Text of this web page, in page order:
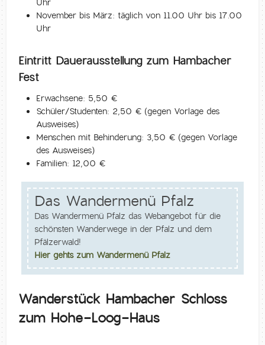
Uhr
November bis März: täglich von 11.00 Uhr bis 17.00
Uhr
Eintritt Dauerausstellung zum Hambacher
Fest
Erwachsene: 5,50 €
Schüler/Studenten: 2,50 € (gegen Vorlage des
Ausweises)
Menschen mit Behinderung: 3,50 € (gegen Vorlage
des Ausweises)
Familien: 12,00 €
Das Wandermenü Pfalz
Das Wandermenü Pfalz das Webangebot für die
schönsten Wanderwege in der Pfalz und dem
Pfälzerwald!
Hier gehts zum Wandermenü Pfalz
Wanderstück Hambacher Schloss
zum Hohe-Loog-Haus